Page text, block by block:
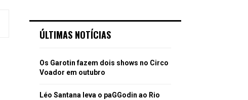
ÚLTIMAS NOTÍCIAS
Os Garotin fazem dois shows no Circo
Voador em outubro
Léo Santana leva o paGGodin ao Rio